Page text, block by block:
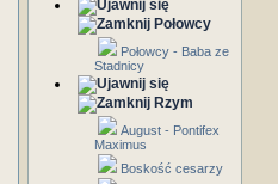
Połowcy
Połowcy - Baba ze
Stadnicy
Rzym
August - Pontifex
Maximus
Boskość cesarzy